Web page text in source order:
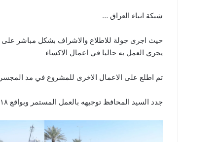
شبكة انباء العراق …
حيث اجرى جولة للاطلاع والاشراف بشكل مباشر على
يجري العمل به حاليا في اعمال الاكساء
تم اطلع على الاعمال الاخرى للمشروع في مد
جدد السيد المحافظ توجيهه بالعمل المستمر وبواقع ١٨ ساعة في اليوم من اجل انجاز المشاريع بأقرب فترة زمنية .